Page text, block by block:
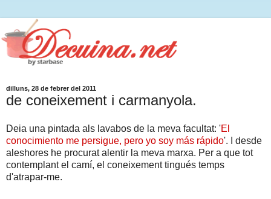
dilluns, 28 de febrer del 2011
de coneixement i carmanyola.
Deia una pintada als lavabos de la meva facultat: 'El
conocimiento me persigue, pero yo soy más rápido'. I desde
aleshores he procurat alentir la meva marxa. Per a que tot
contemplant el camí, el coneixement tingués temps
d'atrapar-me.